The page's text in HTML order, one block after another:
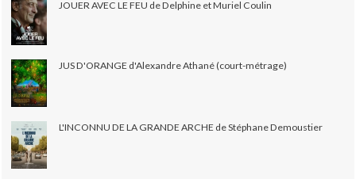
JOUER AVEC LE FEU de Delphine et Muriel Coulin
JUS D'ORANGE d'Alexandre Athané (court-métrage)
L'INCONNU DE LA GRANDE ARCHE de Stéphane Demoustier